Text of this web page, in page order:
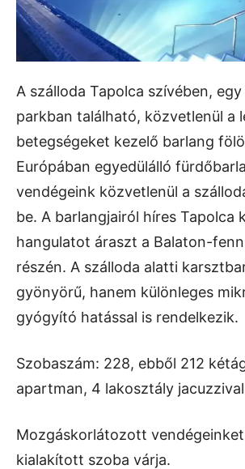
A szálloda Tapolca szívében,
parkban található, közvetlenül a
betegségeket kezelő barlang
Európában egyedülálló
vendégeink közvetlenül a
be. A barlangjairól híres Tapolca
hangulatot áraszt a Balaton-
részén. A szálloda alatti
gyönyörű, hanem különleges
gyógyító hatással is rendelkezik.
Szobaszám: 228, ebből 212
apartman, 4 lakosztály
Mozgáskorlátozott
kialakított szoba várja.